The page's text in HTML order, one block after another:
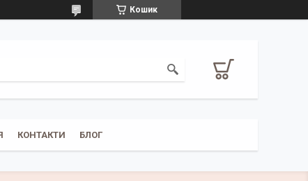
Кошик
КОНТАКТИ БЛОГ